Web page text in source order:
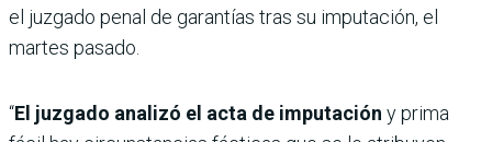
el juzgado penal de garantías tras su imputación, el
martes pasado.
“El juzgado analizó el acta de imputación y prima